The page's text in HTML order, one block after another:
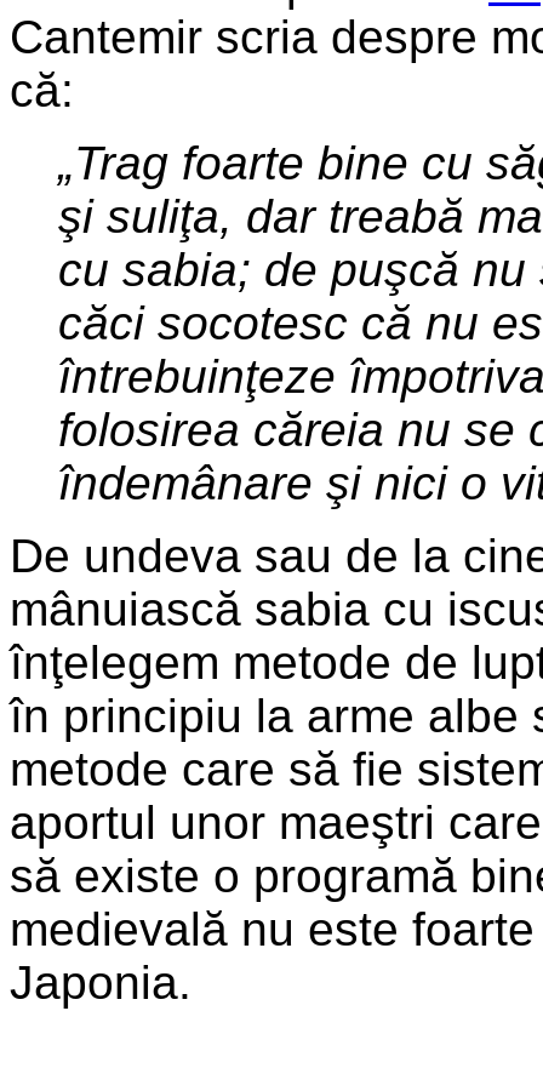
Cantemir scria despre
că:
„Trag foarte bine cu
şi suliţa, dar treabă
cu sabia; de puşcă
căci socotesc că nu
întrebuinţeze
folosirea căreia nu se
îndemânare şi nici o
De undeva sau de la
mânuiască sabia cu
înţelegem metode de
în principiu la arme albe
metode care să fie
aportul unor maeştri
să existe o programă
medievală nu este
Japonia.